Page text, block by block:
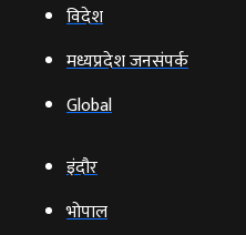
विदेश
मध्यप्रदेश जनसंपर्क
Global
इंदौर
भोपाल